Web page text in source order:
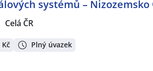
systémů – Nizozemsko
Celá ČR
Kč Plný úvazek